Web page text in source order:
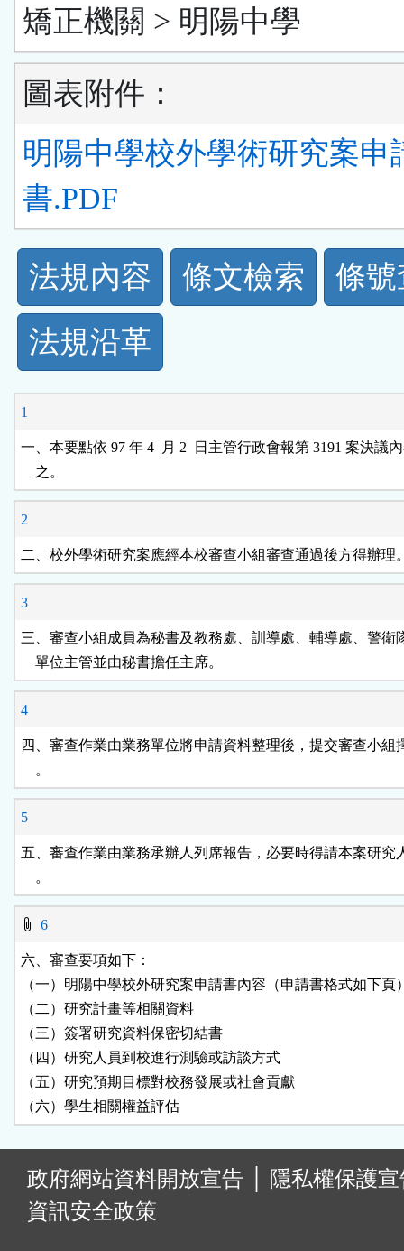
矯正機關 > 明陽中學
圖表附件：
明陽中學校外學術研究案申
書.PDF
法
規
功
能
按
鈕
法規內容 條文檢索
條
法規沿革
1
一、本要點依 97 年 4  月 2  日主管行政會報第 3191 案決議
    之。
2
二、校外學術研究案應經本校審查小組審查通過後方得辦理
3
三、審查小組成員為秘書及教務處、訓導處、輔導處、警衛
    單位主管並由秘書擔任主席。
4
四、審查作業由業務單位將申請資料整理後，提交審查小組
    。
5
五、審查作業由業務承辦人列席報告，必要時得請本案研究
    。
6
六、審查要項如下：
（一）明陽中學校外研究案申請書內容（申請書格式如下頁
（二）研究計畫等相關資料
（三）簽署研究資料保密切結書
（四）研究人員到校進行測驗或訪談方式
（五）研究預期目標對校務發展或社會貢獻
（六）學生相關權益評估
政府網站資料開放宣告
隱私權保護
資訊安全政策